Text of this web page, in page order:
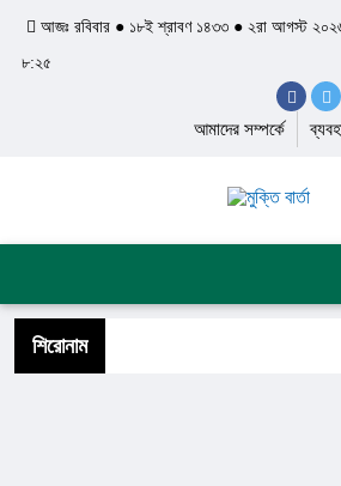
আজঃ রবিবার ● ১৮ই শ্রাবণ ১৪৩৩ ● ২রা আগস্ট
৮:২৫
আমাদের সম্পর্কে
অপরাধ
শিরোনাম